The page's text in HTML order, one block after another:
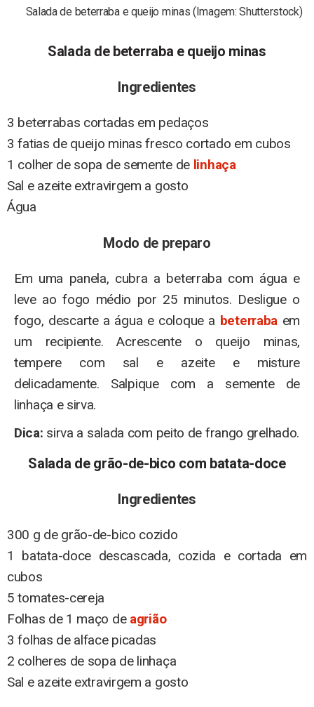
Salada de beterraba e queijo minas (Imagem: Shutterstock)
Salada de beterraba e queijo minas
Ingredientes
3 beterrabas cortadas em pedaços
3 fatias de queijo minas fresco cortado em cubos
1 colher de sopa de semente de linhaça
Sal e azeite extravirgem a gosto
Água
Modo de preparo
Em uma panela, cubra a beterraba com água e
leve ao fogo médio por 25 minutos. Desligue o
fogo, descarte a água e coloque a beterraba em
um recipiente. Acrescente o queijo minas,
tempere com sal e azeite e misture
delicadamente. Salpique com a semente de
linhaça e sirva.
Dica: sirva a salada com peito de frango grelhado.
Salada de grão-de-bico com batata-doce
Ingredientes
300 g de grão-de-bico cozido
1 batata-doce descascada, cozida e cortada em
cubos
5 tomates-cereja
Folhas de 1 maço de agrião
3 folhas de alface picadas
2 colheres de sopa de linhaça
Sal e azeite extravirgem a gosto